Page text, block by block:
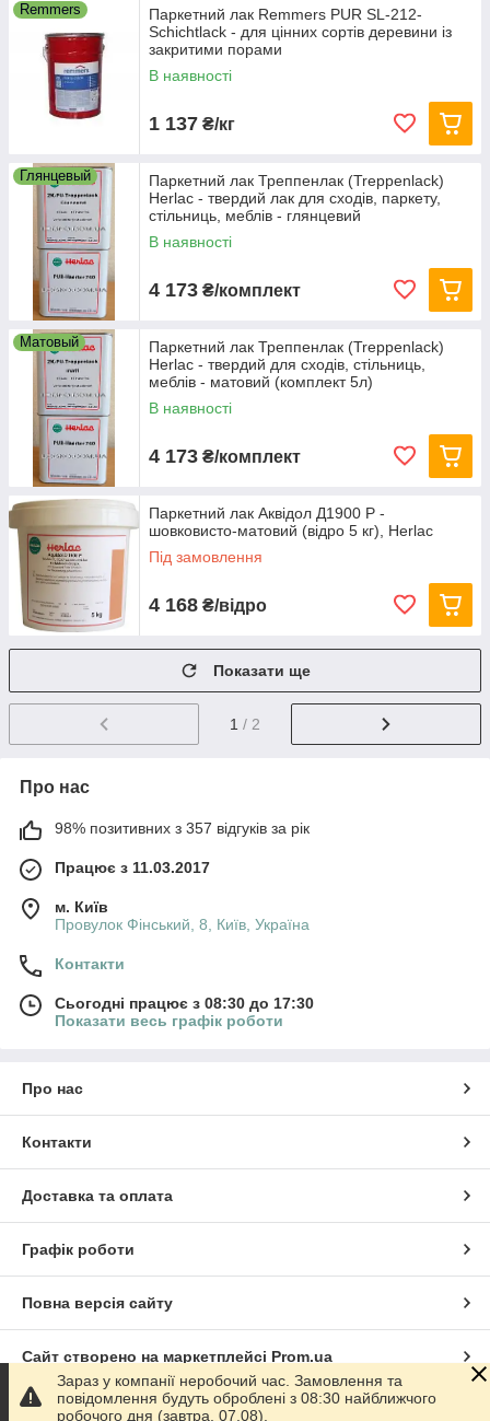
Remmers
Паркетний лак Remmers PUR SL-212-
Schichtlack - для цінних сортів деревини із
закритими порами
В наявності
1 137 ₴/кг
Глянцевый
Паркетний лак Треппенлак (Treppenlack)
Herlac - твердий лак для сходів, паркету,
стільниць, меблів - глянцевий
В наявності
4 173 ₴/комплект
Матовый
Паркетний лак Треппенлак (Treppenlack)
Herlac - твердий для сходів, стільниць,
меблів - матовий (комплект 5л)
В наявності
4 173 ₴/комплект
Паркетний лак Аквідол Д1900 Р -
шовковисто-матовий (відро 5 кг), Herlac
Під замовлення
4 168 ₴/відро
Показати ще
1 / 2
Про нас
98% позитивних з 357 відгуків за рік
Працює з 11.03.2017
м. Київ
Провулок Фінський, 8, Київ, Україна
Контакти
Сьогодні працює з 08:30 до 17:30
Показати весь графік роботи
Про нас
Контакти
Доставка та оплата
Графік роботи
Повна версія сайту
Сайт створено на маркетплейсі Prom.ua
Політика конфіденційності
Зараз у компанії неробочий час. Замовлення та
повідомлення будуть оброблені з 08:30 найближчого
робочого дня (завтра, 07.08).